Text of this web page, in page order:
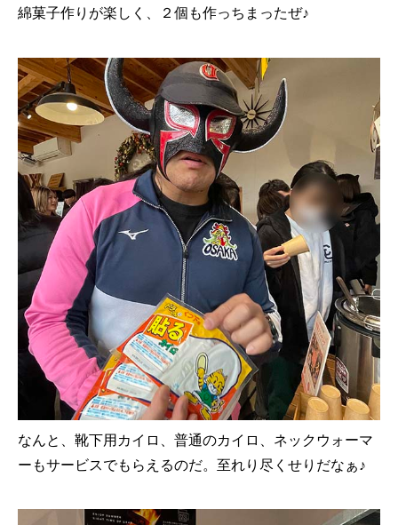
綿菓子作りが楽しく、２個も作っちまったぜ♪
なんと、靴下用カイロ、普通のカイロ、ネックウォーマ
ーもサービスでもらえるのだ。至れり尽くせりだなぁ♪